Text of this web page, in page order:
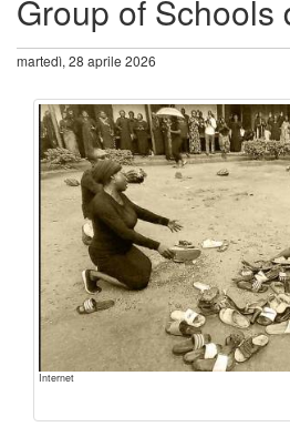
Group of Schools
martedì, 28 aprile 2026
Internet